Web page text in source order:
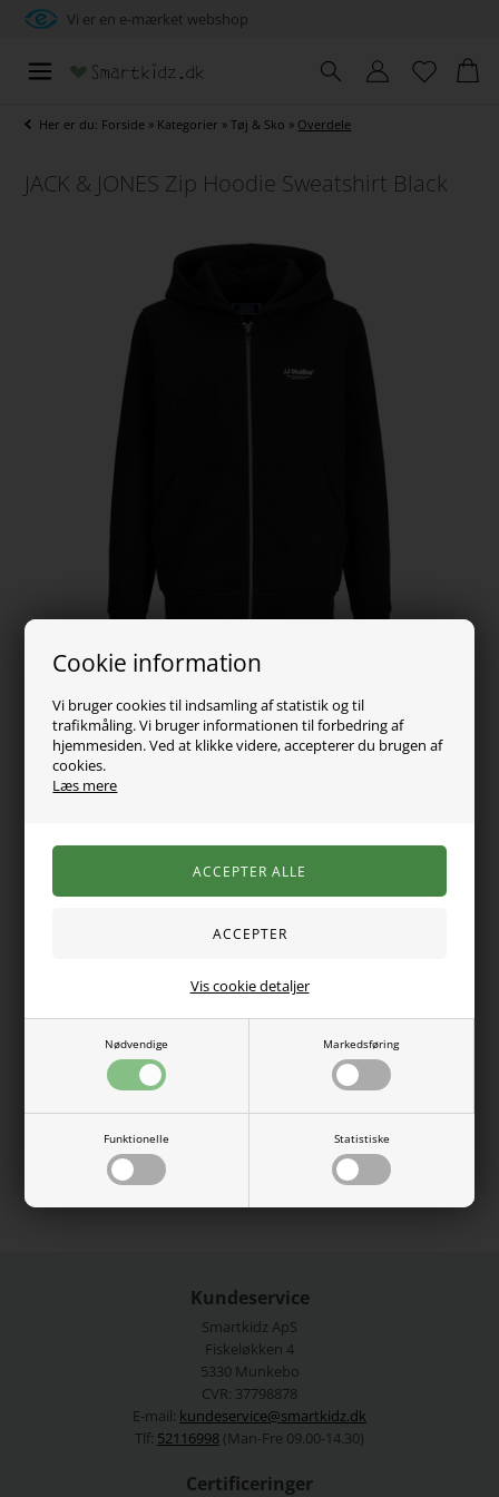
Cookie information
Vi bruger cookies til indsamling af statistik og til
trafikmåling. Vi bruger informationen til forbedring af
hjemmesiden. Ved at klikke videre, accepterer du brugen af
cookies.
Læs mere
Nødvendige Markedsføring
Funktionelle Statistiske
Vis cookie detaljer
Vi er en e-mærket webshop
Her er du: Forside » Kategorier »Tøj & Sko » Overdele
JACK & JONES Zip Hoodie Sweatshirt Black
349,00
Den er sort med skriv på brystet, den har hætte og et børstet
at stoffets inderside har en let håragtig tekstur som giver en
blød fornemmelse.
80% Økologisk bomuld, 20% Polyester -Recycled
Jack and Jones
12279116-4776110
Kundeservice
Smartkidz ApS
Fiskeløkken 4
5330 Munkebo
CVR: 37798878
E-mail: kundeservice@smartkidz.dk
Tlf: 52116998 (Man-Fre 09.00-14.30)
Certificeringer